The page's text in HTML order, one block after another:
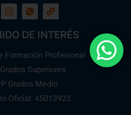
DE INTERÉS
Formación Profesional
Superiores
Grados Medio
Oficial: 45013923